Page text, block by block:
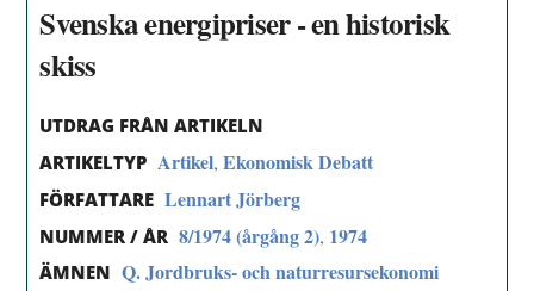
Svenska energipriser - en historisk
skiss
UTDRAG FRÅN ARTIKELN
ARTIKELTYP Artikel,Ekonomisk Debatt
FÖRFATTARE Lennart Jörberg
NUMMER / ÅR 8/1974 (årgång 2), 1974
ÄMNEN Q. Jordbruks- och naturresursekonomi